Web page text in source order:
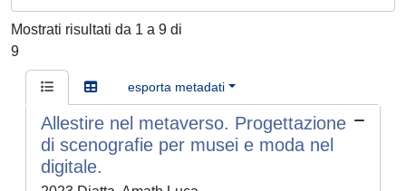
Mostrati risultati da 1 a 9 di
9
esporta metadati
Allestire nel metaverso. Progettazione
di scenografie per musei e moda nel
digitale.